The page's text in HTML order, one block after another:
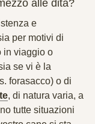
alle dita?
e
per motivi di
in viaggio o
se vi è la
forasacco) o di
, di natura varia, a
tutte situazioni